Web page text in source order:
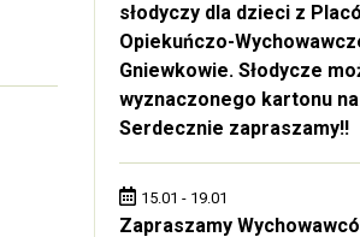
słodyczy dla dzieci z
Opiekuńczo-
Gniewkowie. Słodycze
wyznaczonego kartonu
Serdecznie zapraszamy!!
15.01 - 19.01
Zapraszamy